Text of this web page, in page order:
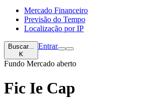
Mercado Financeiro
Previsão do Tempo
Localização por IP
Buscar...
K
Entrar
Fundo Mercado aberto
Fic Ie Cap